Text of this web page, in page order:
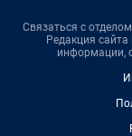
Связаться с
Редакция сайта
информации,